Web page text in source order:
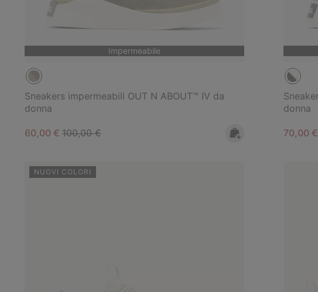
Impermeabile
Sneakers impermeabili OUT N ABOUT™ IV da
donna
Sale price:
60,00 € Regular price:
100,00 €
donna
Sale
70,00
NUOVI COLORI